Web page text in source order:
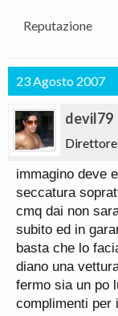
del motore le
riposo sarebbe
la batteria
l'impossibilità
La probabilità
molto bassa.
suoi
rischio e
Poniamo
intervento di
anche sulla
fissare al piu
Anche per me
Reputazione
23 Agosto 2007
devil79
immagino deve
seccatura
cmq dai non
subito ed in
basta che lo
diano una
fermo sia un po
complimenti per